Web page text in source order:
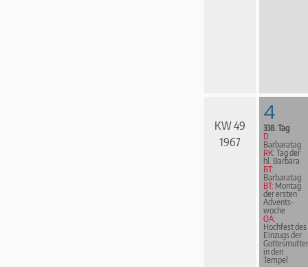
KW 49
1967
4
338. Tag
D:
Barbaratag
RK: Tag der
hl. Barbara
BT:
Barbaratag
BT: Montag
der ersten
Advents­
woche
OA:
Hochfest des
Einzugs der
Gottesmutter
in den
Tempel